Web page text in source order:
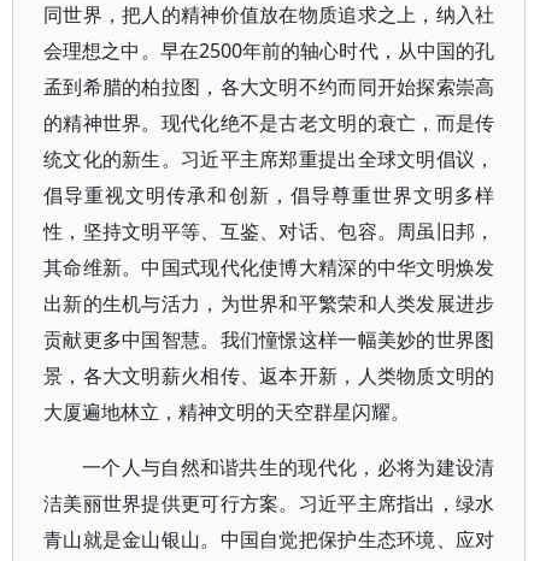
同世界，把人的精神价值放在物质追求之上，纳入社
会理想之中。早在2500年前的轴心时代，从中国的孔
孟到希腊的柏拉图，各大文明不约而同开始探索崇高
的精神世界。现代化绝不是古老文明的衰亡，而是传
统文化的新生。习近平主席郑重提出全球文明倡议，
倡导重视文明传承和创新，倡导尊重世界文明多样
性，坚持文明平等、互鉴、对话、包容。周虽旧邦，
其命维新。中国式现代化使博大精深的中华文明焕发
出新的生机与活力，为世界和平繁荣和人类发展进步
贡献更多中国智慧。我们憧憬这样一幅美妙的世界图
景，各大文明薪火相传、返本开新，人类物质文明的
大厦遍地林立，精神文明的天空群星闪耀。
一个人与自然和谐共生的现代化，必将为建设清
洁美丽世界提供更可行方案。习近平主席指出，绿水
青山就是金山银山。中国自觉把保护生态环境、应对